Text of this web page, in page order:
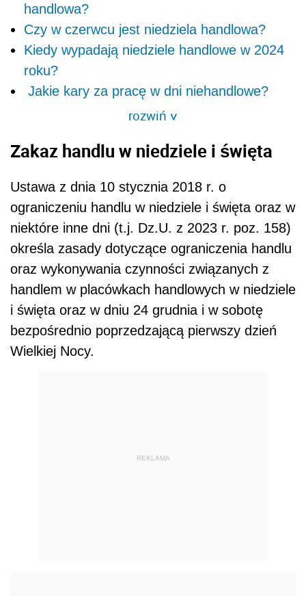
handlowa?
Czy w czerwcu jest niedziela handlowa?
Kiedy wypadają niedziele handlowe w 2024
roku?
Jakie kary za pracę w dni niehandlowe?
rozwiń>
Zakaz handlu w niedziele i święta
Ustawa z dnia 10 stycznia 2018 r. o
ograniczeniu handlu w niedziele i święta oraz w
niektóre inne dni (t.j. Dz.U. z 2023 r. poz. 158)
określa zasady dotyczące ograniczenia handlu
oraz wykonywania czynności związanych z
handlem w placówkach handlowych w niedziele
i święta oraz w dniu 24 grudnia i w sobotę
bezpośrednio poprzedzającą pierwszy dzień
Wielkiej Nocy.
REKLAMA